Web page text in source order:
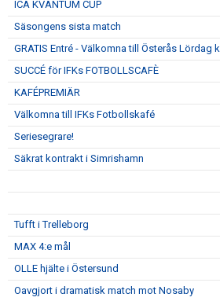
ICA KVANTUM CUP
Säsongens sista match
GRATIS Entré - Välkomna till Österås Lördag
SUCCÉ för IFKs FOTBOLLSCAFÈ
KAFÉPREMIÄR
Välkomna till IFKs Fotbollskafé
Seriesegrare!
Säkrat kontrakt i Simrishamn
Tufft i Trelleborg
MAX 4:e mål
OLLE hjälte i Östersund
Oavgjort i dramatisk match mot Nosaby